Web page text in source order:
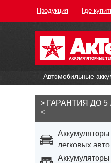
Продукция Где
Автомобильные
> ГАРАНТИЯ ДО 5
<
Аккумуляторы
легковых авто
Аккумуляторы